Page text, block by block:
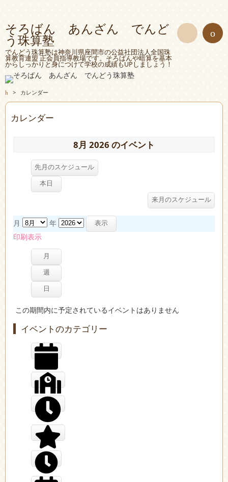
そろばん あんざん でんど
う珠算塾
でんどう珠算塾は神奈川県座間市の公益社団法人全国珠
算教育連盟 正会員指導教場です。そろばんや暗算を基本
からしっかりと身につけて学校の成績もUPしましょう！
> カレンダー
カレンダー
8月 2026 のイベント
先月のスケジュール
本日
来月のスケジュール
月
年
印刷表示
月
週
日
この期間内に予定されているイベントはありません
イベントのカテゴリー
General
出前授業
検定試験
競技大会
記録会